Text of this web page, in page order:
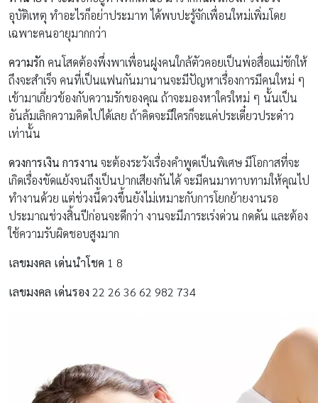
อุบัติเหตุ ทำอะไรก็อย่าประมาท ได้พบปะรู้จักเพื่อนใหม่เพิ่มโดย
เฉพาะคนอายุมากกว่า
ความรัก คนโสดต้องพึ่งพาเพื่อนฝูงคนใกล้ตัวคอยเป็นพ่อสื่อแม่ชักให้
ถึงจะสำเร็จ คนที่เป็นแฟนกันมานานจะมีปัญหาเรื่องการมีคนใหม่ ๆ
เข้ามาเกี่ยวข้องกับความรักของคุณ ถ้าจะมองหาใครใหม่ ๆ นั้นเป็น
อันล้มเลิกความคิดไปได้เลย ถ้าคิดจะมีใครก็จะแค่ประเดี๋ยวประด๋าว
เท่านั้น
ดวงการเงิน การงาน จะต้องระวังเรื่องคำพูดเป็นพิเศษ มีโอกาสที่จะ
เกิดเรื่องขัดแย้งจนถึงเป็นปากเสียงกันได้ จะมีคนมาทาบทามให้คุณไป
ทำงานด้วย แต่ช่วงนี้ดวงขึ้นยังไม่เหมาะกับการโยกย้ายงานรอ
ประมาณช่วงสิ้นปีก่อนจะดีกว่า งานจะมีภาระเร่งด่วน กดดัน และต้อง
ใช้ความรับผิดชอบสูงมาก
เลขมงคล เด่นนำโชค 1 8
เลขมงคล เด่นรอง 22 26 36 62 982 734